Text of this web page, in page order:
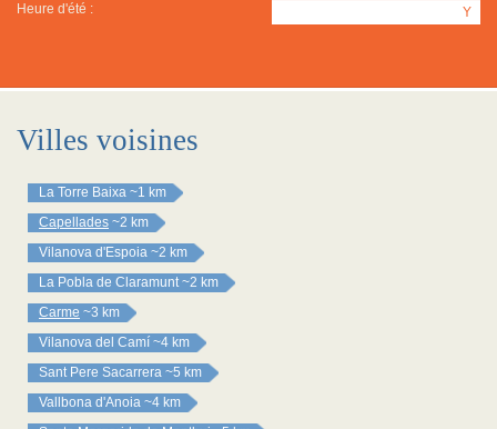
Heure d'été : Y
Villes voisines
La Torre Baixa ~1 km
Capellades ~2 km
Vilanova d'Espoia ~2 km
La Pobla de Claramunt ~2 km
Carme ~3 km
Vilanova del Camí ~4 km
Sant Pere Sacarrera ~5 km
Vallbona d'Anoia ~4 km